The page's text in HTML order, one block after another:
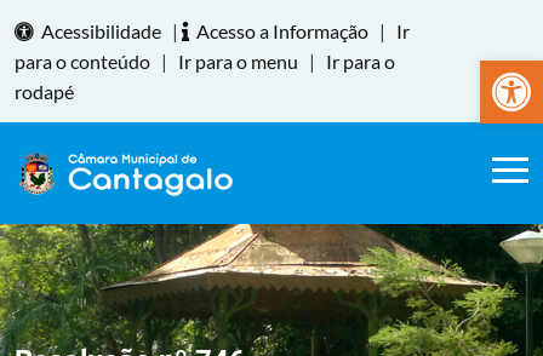
Abrir
Acessibilidade | Acesso a Informação |
Ir
para o conteúdo | Ir para o menu |
Ir para o
rodapé